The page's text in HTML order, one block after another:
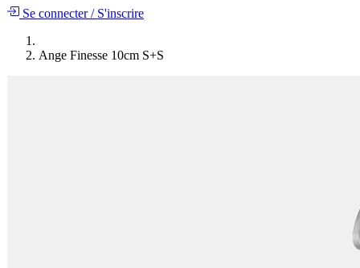
Se connecter/S'inscrire
Ange Finesse 10cm S+S